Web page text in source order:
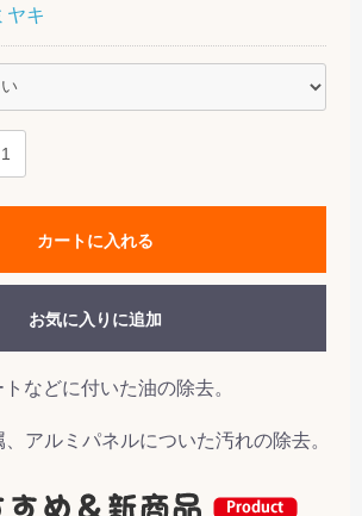
ヤキ
カートに入れる
お気に入りに追加
などに付いた油の除去。
アルミパネルについた汚れの除去。